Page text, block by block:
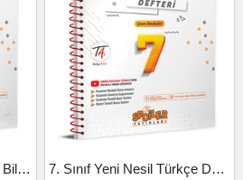
7. Sınıf Yeni Nesil Sosyal Bilgiler Defteri 7. Sınıf Yeni Nesil Türkçe Defteri